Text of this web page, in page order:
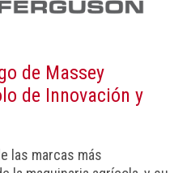
de Massey
de Innovación y
las marcas más